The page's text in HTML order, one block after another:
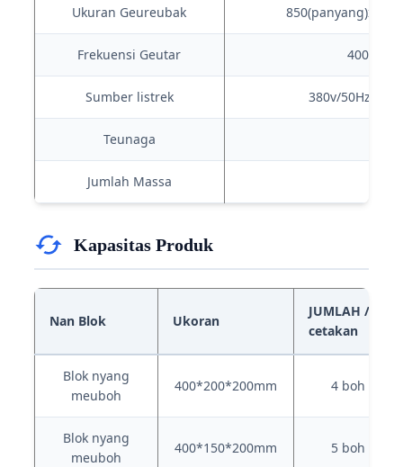
Ukuran Geureubak
Frekuensi Geutar 4000-
Sumber listrek 380v/50Hz
Teunaga
Jumlah Massa
Kapasitas Produk
Nan Blok Ukoran
JUMLAH /
cetakan
Blok nyang
meuboh
400*200*200mm 4 boh
Blok nyang
meuboh
400*150*200mm 5 boh